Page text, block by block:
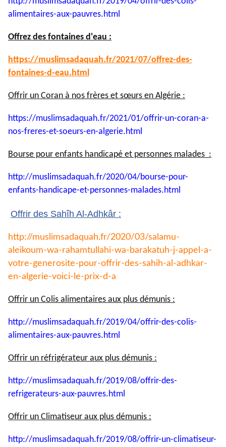
alimentaires-aux-pauvres.html
Offrez des fontaines d'eau :
https://muslimsadaquah.fr/2021/07/offrez-des-
fontaines-d-eau.html
Offrir un Coran à nos frères et sœurs en Algérie :
https://muslimsadaquah.fr/2021/01/offrir-un-coran-a-
nos-freres-et-soeurs-en-algerie.html
Bourse pour enfants handicapé et personnes malades :
http://muslimsadaquah.fr/2020/04/bourse-pour-
enfants-handicape-et-personnes-malades.html
Offrir des Sahîh Al-Adhkâr :
http://muslimsadaquah.fr/2020/03/salamu-
aleikoum-wa-rahamtullahi-wa-barakatuh-j-appel-a-
votre-generosite-pour-offrir-des-sahih-al-adhkar-
en-algerie-voici-le-prix-d-a
Offrir un Colis alimentaires aux plus démunis :
http://muslimsadaquah.fr/2019/04/offrir-des-colis-
alimentaires-aux-pauvres.html
Offrir un réfrigérateur aux plus démunis :
http://muslimsadaquah.fr/2019/08/offrir-des-
refrigerateurs-aux-pauvres.html
Offrir un Climatiseur aux plus démunis :
http://muslimsadaquah.fr/2019/08/offrir-un-climatiseur-